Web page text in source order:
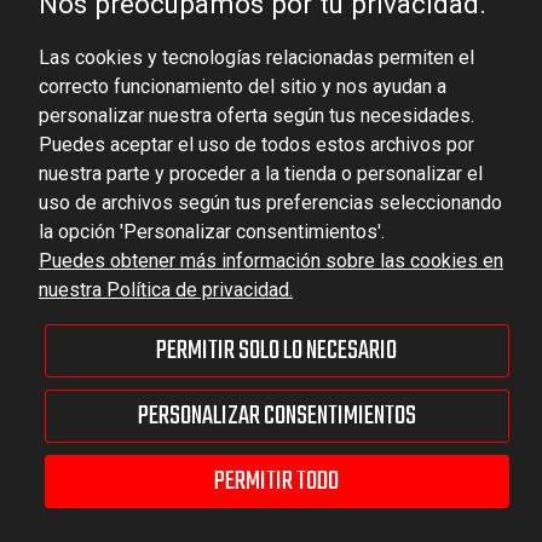
VAT ID No.: 6521751083
dominator@dominator.pl
© Copyright 2022 | Dominator Group Sp. z o. o.
MOSTRAR LA VERSIÓN COMPLETA DEL SITIO
Las cookies y tecnologías relacionadas permiten el
correcto funcionamiento del sitio y nos ayudan a
personalizar nuestra oferta según tus necesidades.
Puedes aceptar el uso de todos estos archivos por
nuestra parte y proceder a la tienda o personalizar el
uso de archivos según tus preferencias seleccionando
la opción 'Personalizar consentimientos'.
Puedes obtener más información sobre las cookies en
nuestra Política de privacidad.
PERMITIR SOLO LO NECESARIO
PERSONALIZAR CONSENTIMIENTOS
PERMITIR TODO